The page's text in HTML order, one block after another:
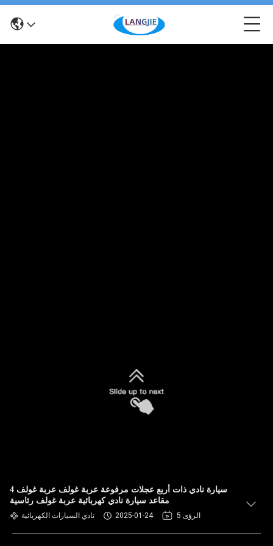
سيارة نادي ذات أربع عجلات مرفوعة عربة غولف عربة غولف 4
مقاعد سيارة نادي كهربائية عربة غولف رئاسية
نادي السيارات الكهربائية 2025-01-24 5 الرؤى